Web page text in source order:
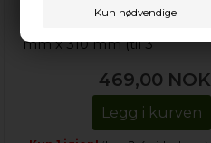
Flaskestativ, universal kjøl
mm x 310 mm (til 3
469,00 NOK
Legg i kurven